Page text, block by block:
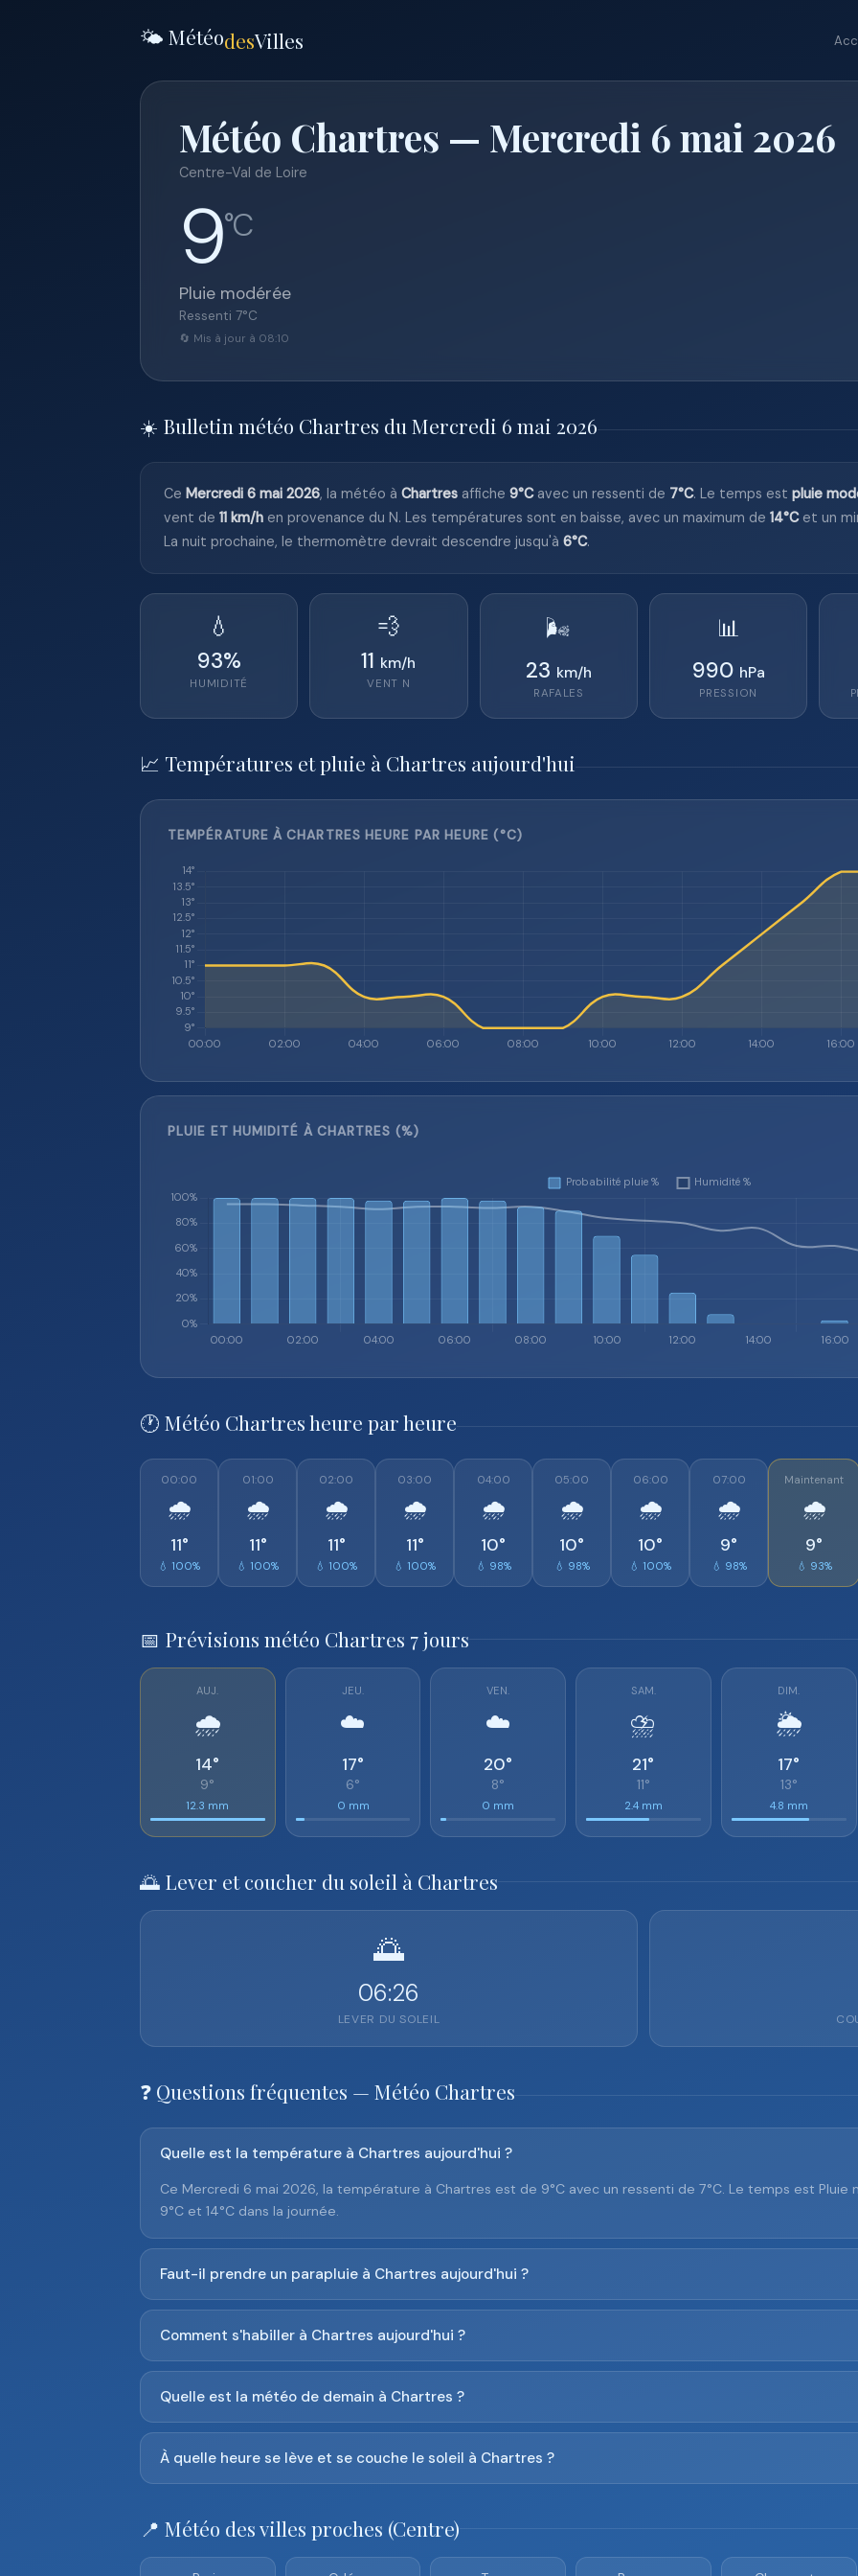
🌤️ MétéodesVilles
Météo Chartres — Mercredi 6 mai 2026
Centre-Val de Loire
9°C
Pluie modérée
Ressenti 7°C
🔄 Mis à jour à 08:10
☀️ Bulletin météo Chartres du Mercredi 6 mai 2026
Ce Mercredi 6 mai 2026, la météo à Chartres affiche 9°Cavec un ressenti de 7°C. Le temps est pluie
vent de 11 km/h en provenance du N. Les températures sont en baisse, avec un maximum de 14°Cet un
La nuit prochaine, le thermomètre devrait descendre jusqu'à 6°C.
💧
93%
HUMIDITÉ
💨
11 km/h
VENT N
🌬️
23 km/h
RAFALES
📊
990 hPa
PRESSION
📈 Températures et pluie à Chartres aujourd'hui
TEMPÉRATURE À CHARTRES HEURE PAR HEURE (°C)
PLUIE ET HUMIDITÉ À CHARTRES (%)
🕐 Météo Chartres heure par heure
00:00
🌧️
11°
💧 100%
01:00
🌧️
11°
💧 100%
02:00
🌧️
11°
💧 100%
03:00
🌧️
11°
💧 100%
04:00
🌧️
10°
💧 98%
05:00
🌧️
10°
💧 98%
06:00
🌧️
10°
💧 100%
07:00
🌧️
9°
💧 98%
Maintenant
🌧️
9°
💧 93%
📅 Prévisions météo Chartres 7 jours
AUJ.
🌧️
14°
9°
12.3 mm
JEU.
☁️
17°
6°
0 mm
VEN.
☁️
20°
8°
0 mm
SAM.
⛈️
21°
11°
2.4 mm
DIM.
🌦️
17°
13°
4.8 mm
🌅 Lever et coucher du soleil à Chartres
🌅
06:26
LEVER DU SOLEIL
❓ Questions fréquentes — Météo Chartres
Quelle est la température à Chartres aujourd'hui ?
Ce Mercredi 6 mai 2026, la température à Chartres est de 9°C avec un ressenti de 7°C. Le temps est
9°C et 14°C dans la journée.
Faut-il prendre un parapluie à Chartres aujourd'hui ?
Comment s'habiller à Chartres aujourd'hui ?
Quelle est la météo de demain à Chartres ?
À quelle heure se lève et se couche le soleil à Chartres ?
📍 Météo des villes proches (Centre)